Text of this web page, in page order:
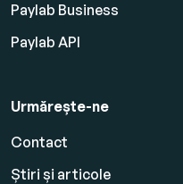
Paylab Business
Paylab API
Urmărește-ne
Contact
Știri și articole